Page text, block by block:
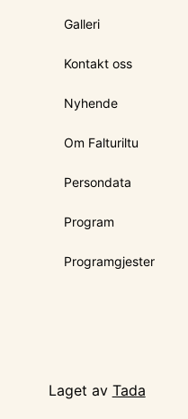
Galleri
Kontakt oss
Nyhende
Om Falturiltu
Persondata
Program
Programgjester
Laget av Tada